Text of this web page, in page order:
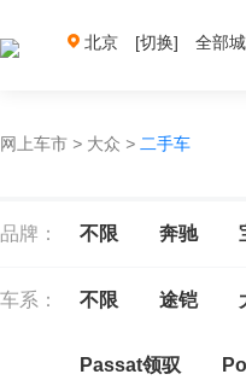
北京 [切换] 全部
网上车市 > 大众 > 二手车
品牌： 不限 奔驰
车系： 不限 途铠
Passat领驭